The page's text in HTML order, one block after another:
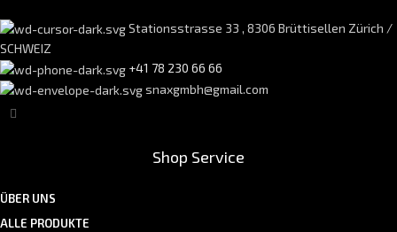
Stationsstrasse 33 , 8306 Brüttisellen Zürich /
SCHWEIZ
+41 78 230 66 66
snaxgmbh@gmail.com
Shop Service
ÜBER UNS
ALLE PRODUKTE